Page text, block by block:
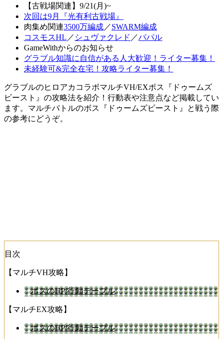
【古戦場関連】9/21(月)~
次回は9月『光有利古戦場』
肉集め関連3500万編成／SWARM編成
コスモスHL ／ シュヴァクレド ／パパル
GameWithからのお知らせ
グラブル知識に自信がある人大歓迎！ライター募集！
未経験可&完全在宅！攻略ライター募集！
グラブルのヒロアカコラボマルチVH/EXボス『ドゥームズ
ビースト』の攻略法を紹介！行動表や注意点など掲載してい
ます。マルチバトルのボス『ドゥームズビースト』と戦う際
の参考にどうぞ。
目次
【マルチVH攻略】
ボスのHP/行動テーブル
【マルチEX攻略】
ボスのHP/行動テーブル